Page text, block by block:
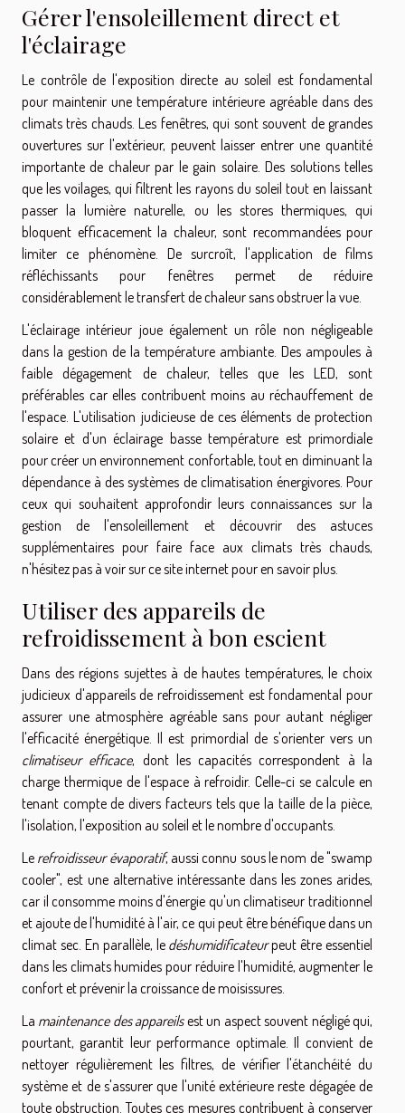
Gérer l'ensoleillement direct et
l'éclairage
Le contrôle de l'exposition directe au soleil est fondamental
pour maintenir une température intérieure agréable dans des
climats très chauds. Les fenêtres, qui sont souvent de grandes
ouvertures sur l'extérieur, peuvent laisser entrer une quantité
importante de chaleur par le gain solaire. Des solutions telles
que les voilages, qui filtrent les rayons du soleil tout en laissant
passer la lumière naturelle, ou les stores thermiques, qui
bloquent efficacement la chaleur, sont recommandées pour
limiter ce phénomène. De surcroît, l'application de films
réfléchissants pour fenêtres permet de réduire
considérablement le transfert de chaleur sans obstruer la vue.
L'éclairage intérieur joue également un rôle non négligeable
dans la gestion de la température ambiante. Des ampoules à
faible dégagement de chaleur, telles que les LED, sont
préférables car elles contribuent moins au réchauffement de
l'espace. L'utilisation judicieuse de ces éléments de protection
solaire et d'un éclairage basse température est primordiale
pour créer un environnement confortable, tout en diminuant la
dépendance à des systèmes de climatisation énergivores. Pour
ceux qui souhaitent approfondir leurs connaissances sur la
gestion de l'ensoleillement et découvrir des astuces
supplémentaires pour faire face aux climats très chauds,
n'hésitez pas à voir sur ce site internet pour en savoir plus
Utiliser des appareils de
refroidissement à bon escient
Dans des régions sujettes à de hautes températures, le choix
judicieux d'appareils de refroidissement est fondamental pour
assurer une atmosphère agréable sans pour autant négliger
l'efficacité énergétique. Il est primordial de s'orienter vers un
climatiseur efficace, dont les capacités correspondent à la
charge thermique de l'espace à refroidir. Celle-ci se calcule en
tenant compte de divers facteurs tels que la taille de la pièce,
l'isolation, l'exposition au soleil et le nombre d'occupants.
Le refroidisseur évaporatif, aussi connu sous le nom de "swamp
cooler", est une alternative intéressante dans les zones arides,
car il consomme moins d'énergie qu'un climatiseur traditionnel
et ajoute de l'humidité à l'air, ce qui peut être bénéfique dans un
climat sec. En parallèle, le déshumidificateurpeut être essentiel
dans les climats humides pour réduire l'humidité, augmenter le
confort et prévenir la croissance de moisissures.
La maintenance des appareilsest un aspect souvent négligé qui,
pourtant, garantit leur performance optimale. Il convient de
nettoyer régulièrement les filtres, de vérifier l'étanchéité du
système et de s'assurer que l'unité extérieure reste dégagée de
toute obstruction. Toutes ces mesures contribuent à conserver